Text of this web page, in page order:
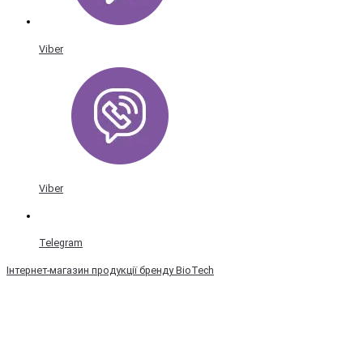
Viber
Viber
Telegram
Інтернет-магазин продукції бренду BioTech